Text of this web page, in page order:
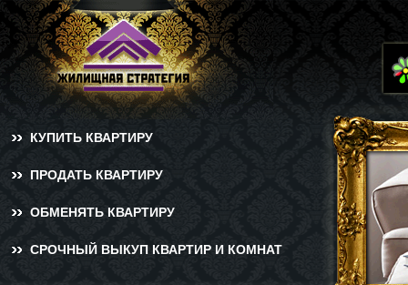
КУПИТЬ КВАРТИРУ
ПРОДАТЬ КВАРТИРУ
ОБМЕНЯТЬ КВАРТИРУ
СРОЧНЫЙ ВЫКУП КВАРТИР И КОМНАТ